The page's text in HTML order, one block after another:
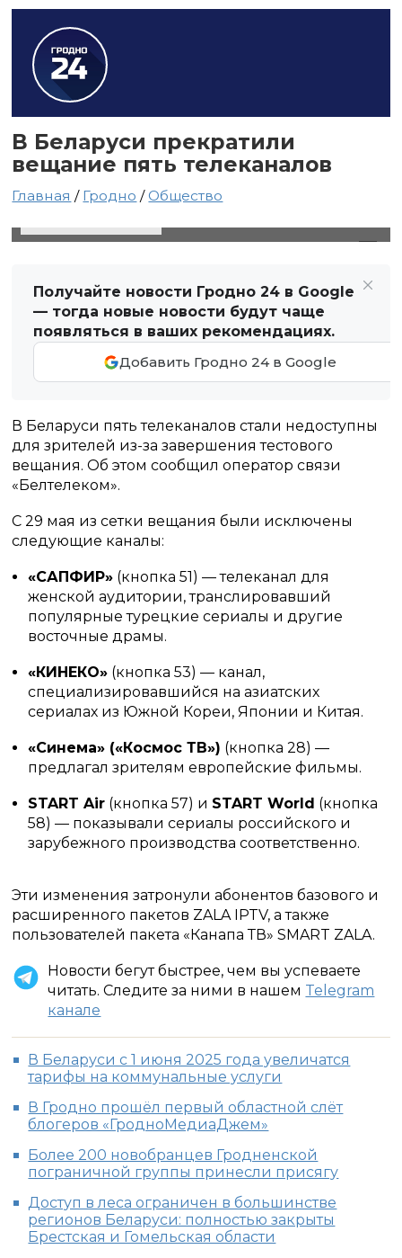
В Беларуси прекратили
вещание пять телеканалов
Главная / Гродно /Общество
Получайте новости Гродно 24 в Google
— тогда новые новости будут чаще
появляться в ваших рекомендациях.
Добавить Гродно 24 в Google
В Беларуси пять телеканалов стали недоступны
для зрителей из-за завершения тестового
вещания. Об этом сообщил оператор связи
«Белтелеком».
С 29 мая из сетки вещания были исключены
следующие каналы:
«САПФИР» (кнопка 51) — телеканал для
женской аудитории, транслировавший
популярные турецкие сериалы и другие
восточные драмы.
«КИНЕКО» (кнопка 53) — канал,
специализировавшийся на азиатских
сериалах из Южной Кореи, Японии и Китая.
«Синема» («Космос ТВ») (кнопка 28) —
предлагал зрителям европейские фильмы.
START Air (кнопка 57) и START World (кнопка
58) — показывали сериалы российского и
зарубежного производства соответственно.
Эти изменения затронули абонентов базового и
расширенного пакетов ZALA IPTV, а также
пользователей пакета «Канапа ТВ» SMART ZALA.
Новости бегут быстрее, чем вы успеваете
читать. Следите за ними в нашем Telegram
канале
В Беларуси с 1 июня 2025 года увеличатся
тарифы на коммунальные услуги
В Гродно прошёл первый областной слёт
блогеров «ГродноМедиаДжем»
Более 200 новобранцев Гродненской
пограничной группы принесли присягу
Доступ в леса ограничен в большинстве
регионов Беларуси: полностью закрыты
Брестская и Гомельская области